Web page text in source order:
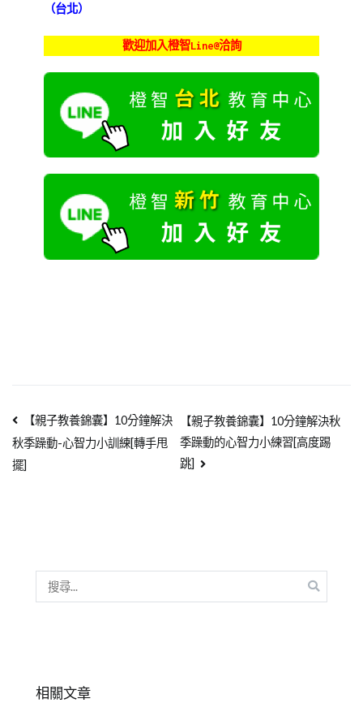
（台北）
歡迎加入橙智Line@洽詢
【親子教養錦囊】10分鐘解決
秋季躁動-心智力小訓練[轉手甩
擺]
【親子教養錦囊】10分鐘解決秋
季躁動的心智力小練習[高度踢
跳]
相關文章